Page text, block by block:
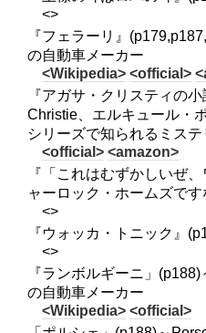
<>
『フェラーリ』
の自動車メーカー
<Wikipedia> <official>
『アガサ・クリスティの
Christie、エルキュール・
シリーズで知られるミステ
<official> <amazon>
『「これはむずかしいぜ
ャーロック・ホームズです
<>
『ウォッカ・トニック』
<>
『ランボルギーニ」
の自動車メーカー
<Wikipedia> <official>